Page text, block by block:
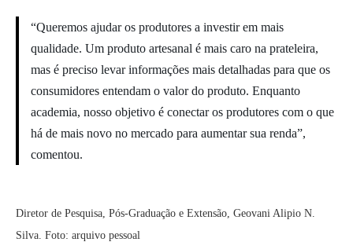
“Queremos ajudar os produtores a investir em mais
qualidade. Um produto artesanal é mais caro na prateleira,
mas é preciso levar informações mais detalhadas para que os
consumidores entendam o valor do produto. Enquanto
academia, nosso objetivo é conectar os produtores com o que
há de mais novo no mercado para aumentar sua renda”,
comentou.
Diretor de Pesquisa, Pós-Graduação e Extensão, Geovani Alipio N.
Silva. Foto: arquivo pessoal